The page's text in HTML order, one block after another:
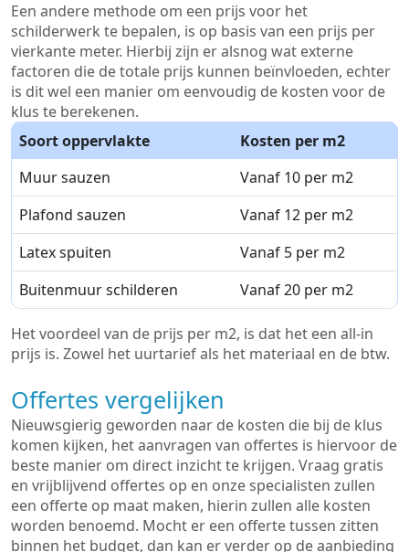
Een andere methode om een prijs voor het
schilderwerk te bepalen, is op basis van een prijs per
vierkante meter. Hierbij zijn er alsnog wat externe
factoren die de totale prijs kunnen beïnvloeden, echter
is dit wel een manier om eenvoudig de kosten voor de
klus te berekenen.
Soort oppervlakte
Kosten per m2
Muur sauzen
Vanaf 10 per m2
Plafond sauzen
Vanaf 12 per m2
Latex spuiten
Vanaf 5 per m2
Buitenmuur schilderen
Vanaf 20 per m2
Het voordeel van de prijs per m2, is dat het een all-in
prijs is. Zowel het uurtarief als het materiaal en de btw.
Offertes vergelijken
Nieuwsgierig geworden naar de kosten die bij de klus
komen kijken, het aanvragen van offertes is hiervoor de
beste manier om direct inzicht te krijgen. Vraag gratis
en vrijblijvend offertes op en onze specialisten zullen
een offerte op maat maken, hierin zullen alle kosten
worden benoemd. Mocht er een offerte tussen zitten
binnen het budget, dan kan er verder op de aanbieding